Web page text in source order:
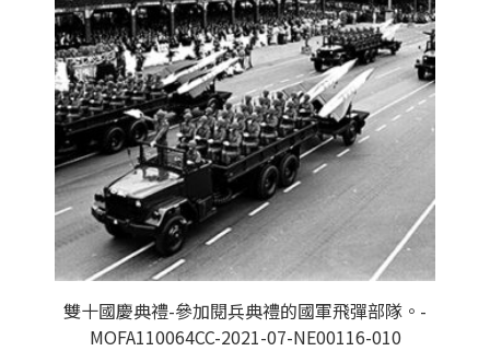
雙十國慶典禮-參加閱兵典禮的國軍飛彈部隊。-
MOFA110064CC-2021-07-NE00116-010